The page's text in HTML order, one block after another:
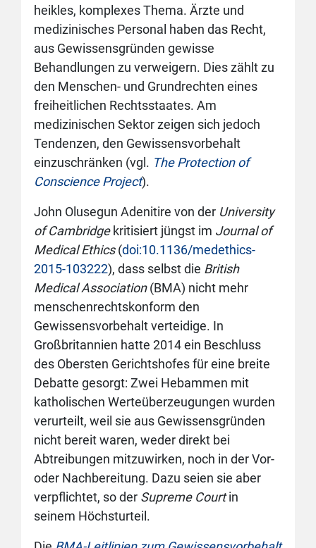
heikles, komplexes Thema. Ärzte und
medizinisches Personal haben das Recht,
aus Gewissensgründen gewisse
Behandlungen zu verweigern. Dies zählt zu
den Menschen- und Grundrechten eines
freiheitlichen Rechtsstaates. Am
medizinischen Sektor zeigen sich jedoch
Tendenzen, den Gewissensvorbehalt
einzuschränken (vgl. The Protection of
Conscience Project).
John Olusegun Adenitire von der University
of Cambridgekritisiert jüngst im Journal of
Medical Ethics(doi:10.1136/medethics-
2015-103222), dass selbst die British
Medical Association(BMA) nicht mehr
menschenrechtskonform den
Gewissensvorbehalt verteidige. In
Großbritannien hatte 2014 ein Beschluss
des Obersten Gerichtshofes für eine breite
Debatte gesorgt: Zwei Hebammen mit
katholischen Werteüberzeugungen wurden
verurteilt, weil sie aus Gewissensgründen
nicht bereit waren, weder direkt bei
Abtreibungen mitzuwirken, noch in der Vor-
oder Nachbereitung. Dazu seien sie aber
verpflichtet, so der Supreme Courtin
seinem Höchsturteil.